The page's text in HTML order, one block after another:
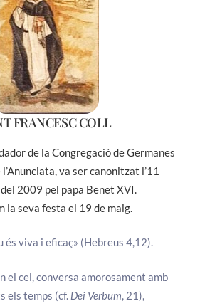
FRANCESC COLL
de la Congregació de Germanes
va ser canonitzat l’11
del 2009 pel papa Benet XVI.
la seva festa el 19 de maig.
és viva i eficaç» (Hebreus 4,12).
el cel, conversa amorosament amb
els temps (cf. Dei Verbum, 21),